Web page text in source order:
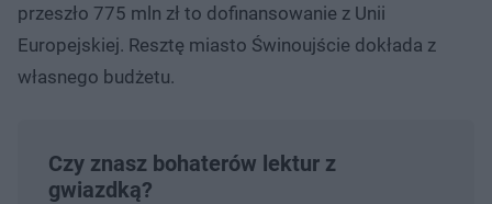
przeszło 775 mln zł to dofinansowanie z Unii
Europejskiej. Resztę miasto Świnoujście dokłada z
własnego budżetu.
Czy znasz bohaterów lektur z
gwiazdką?